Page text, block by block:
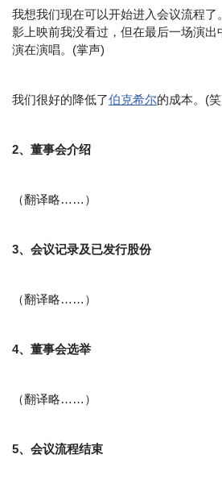
我想我们现在可以开始进入会议流程
影上映前我没看过，但在最后一场演出
演在演唱。(掌声)
我们很好的降低了伯克希尔的成本。(
2、董事会介绍
（翻译略……）
3、会议记录及已发行股份
（翻译略……）
4、董事会选举
（翻译略……）
5、会议流程结束